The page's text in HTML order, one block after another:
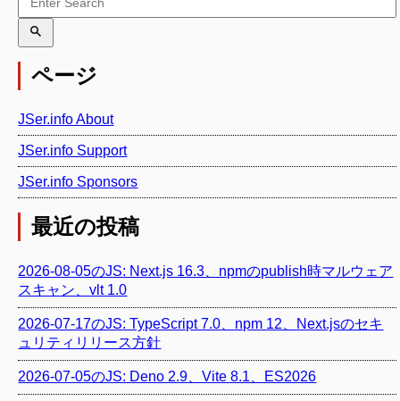
ページ
JSer.info About
JSer.info Support
JSer.info Sponsors
最近の投稿
2026-08-05のJS: Next.js 16.3、npmのpublish時マルウェア
スキャン、vlt 1.0
2026-07-17のJS: TypeScript 7.0、npm 12、Next.jsのセキ
ュリティリリース方針
2026-07-05のJS: Deno 2.9、Vite 8.1、ES2026